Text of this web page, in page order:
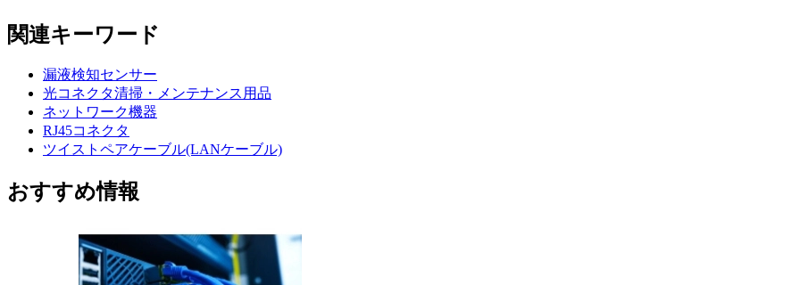
関連キーワード
漏液検知センサー
光コネクタ清掃・メンテナンス用品
ネットワーク機器
RJ45コネクタ
ツイストペアケーブル(LANケーブル)
おすすめ情報